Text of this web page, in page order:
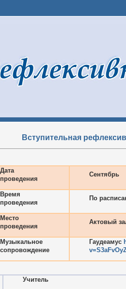
Вступительная
Дата
проведения
Сентябрь
Время
проведения
По
Место
проведения
Актовый
Музыкальное
сопровождение
Гаудеамус
Учитель